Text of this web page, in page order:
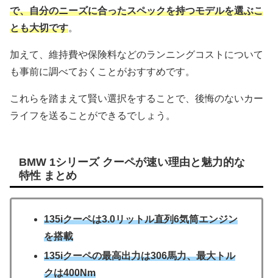
で、自分のニーズに合ったスペックを持つモデルを選ぶこ
とも大切です。
加えて、維持費や保険料などのランニングコストについて
も事前に調べておくことがおすすめです。
これらを踏まえて賢い選択をすることで、後悔のないカー
ライフを送ることができるでしょう。
BMW 1シリーズ クーペが速い理由と魅力的な
特性 まとめ
135iクーペは3.0リットル直列6気筒エンジン
を搭載
135iクーペの最高出力は306馬力、最大トル
クは400Nm